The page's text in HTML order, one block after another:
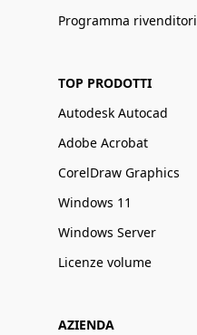
Programma rivenditori
TOP PRODOTTI
Autodesk Autocad
Adobe Acrobat
CorelDraw Graphics
Windows 11
Windows Server
Licenze volume
AZIENDA